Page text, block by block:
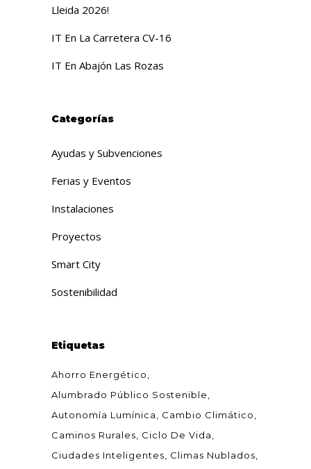
Lleida 2026!
IT En La Carretera CV-16
IT En Abajón Las Rozas
Categorías
Ayudas y Subvenciones
Ferias y Eventos
Instalaciones
Proyectos
Smart City
Sostenibilidad
Etiquetas
Ahorro Energético
Alumbrado Público Sostenible
Autonomía Lumínica
Cambio Climático
Caminos Rurales
Ciclo De Vida
Ciudades Inteligentes
Climas Nublados